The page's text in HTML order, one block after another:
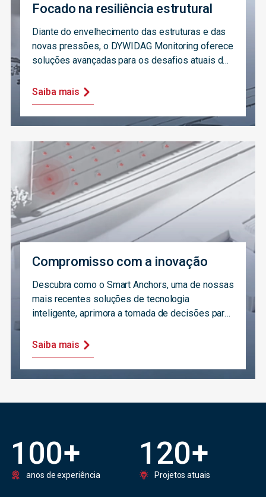
Focado na resiliência estrutural
Diante do envelhecimento das estruturas e das
novas pressões, o DYWIDAG Monitoring oferece
soluções avançadas para os desafios atuais de
Saiba mais
Compromisso com a inovação
Descubra como o Smart Anchors, uma de nossas
mais recentes soluções de tecnologia
inteligente, aprimora a tomada de decisões para
Saiba mais
100+
anos de experiência
120+
Projetos atuais